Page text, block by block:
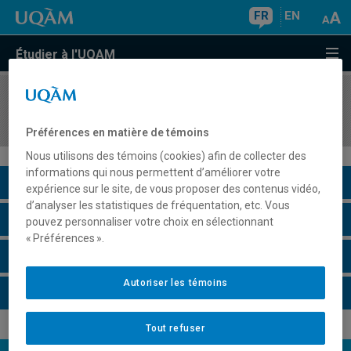
FR EN
Étudier à l'UQAM
COURS//
Description du cours
Horaire - Été 2026
Préférences en matière de témoins
Nous utilisons des témoins (cookies) afin de collecter des
informations qui nous permettent d’améliorer votre
expérience sur le site, de vous proposer des contenus vidéo,
d’analyser les statistiques de fréquentation, etc. Vous
pouvez personnaliser votre choix en sélectionnant
« Préférences ».
Tout refuser
Autoriser les témoins